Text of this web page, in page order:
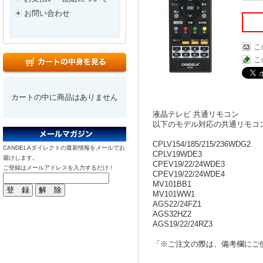
お問い合わせ
カートの中に商品はありません
CANDELAダイレクトの最新情報をメールでお
届けします。
ご登録はメールアドレスを入力するだけ！
液晶テレビ 共通リモコン
以下のモデル対応の共通リモコ
CPLV154/185/215/236WDG2
CPLV19WDE3
CPEV19/22/24WDE3
CPEV19/22/24WDE4
MV101BB1
MV101WW1
AGS22/24FZ1
AGS32HZ2
AGS19/22/24RZ3
「※ご注文の際は、備考欄に